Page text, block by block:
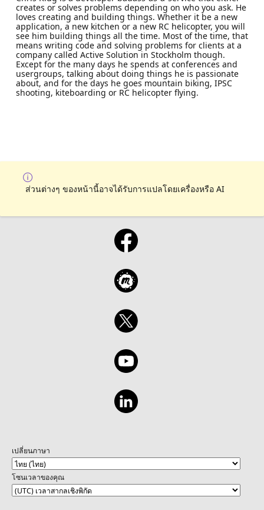
creates or solves problems depending on who you ask. He
loves creating and building things. Whether it be a new
application, a new kitchen or a new RC helicopter, you will
see him building things all the time. Most of the time, that
means writing code and solving problems for clients at a
company called Active Solution in Stockholm though.
Except for the many days he spends at conferences and
usergroups, talking about doing things he is passionate
about, and for the days he goes mountain biking, IPSC
shooting, kiteboarding or RC helicopter flying.
ส่วนต่างๆ ของหน้านี้อาจได้รับการแปลโดยเครื่องหรือ AI
เปลี่ยนภาษา
โซนเวลาของคุณ